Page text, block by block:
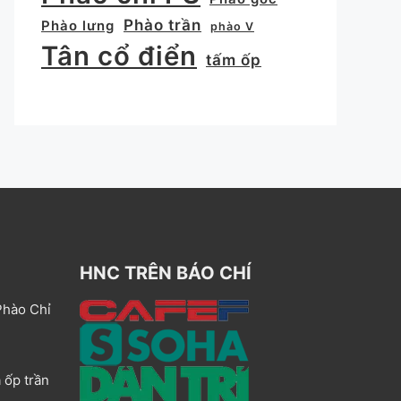
Phào lưng
Phào trần phào V
Tân cổ điển tấm ốp
Chỉ
ốp trần
HNC TRÊN BÁO CHÍ